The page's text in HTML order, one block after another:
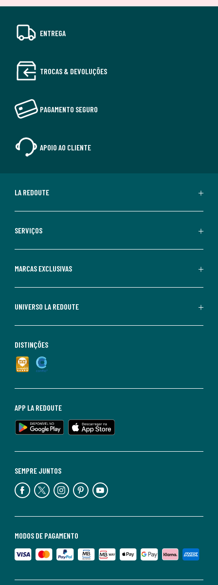
ENTREGA
TROCAS & DEVOLUÇÕES
PAGAMENTO SEGURO
APOIO AO CLIENTE
LA REDOUTE
SERVIÇOS
MARCAS EXCLUSIVAS
UNIVERSO LA REDOUTE
MODOS DE PAGAMENTO
SEMPRE JUNTOS
APP LA REDOUTE
DISTINÇÕES